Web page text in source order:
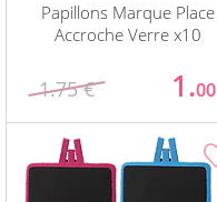
Papillons Marque Place
Accroche Verre x10
1.75 € 1.00